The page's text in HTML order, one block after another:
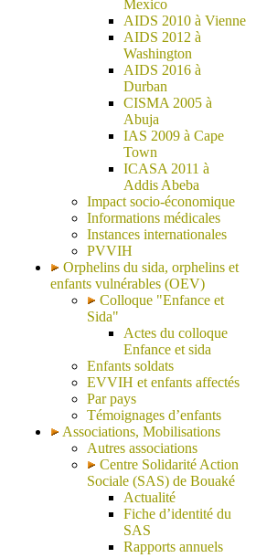
Mexico
AIDS 2010 à Vienne
AIDS 2012 à
Washington
AIDS 2016 à
Durban
CISMA 2005 à
Abuja
IAS 2009 à Cape
Town
ICASA 2011 à
Addis Abeba
Impact socio-économique
Informations médicales
Instances internationales
PVVIH
Orphelins du sida, orphelins et
enfants vulnérables (OEV)
Colloque "Enfance et
Sida"
Actes du colloque
Enfance et sida
Enfants soldats
EVVIH et enfants affectés
Par pays
Témoignages d’enfants
Associations, Mobilisations
Autres associations
Centre Solidarité Action
Sociale (SAS) de Bouaké
Actualité
Fiche d’identité du
SAS
Rapports annuels